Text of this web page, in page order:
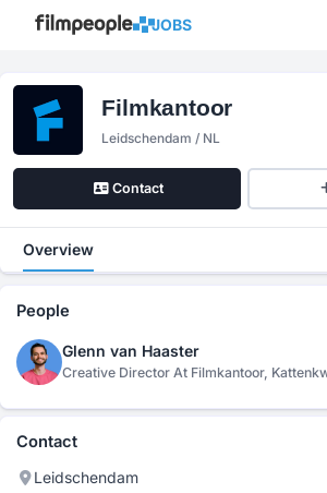
JOBS
Filmkantoor
Leidschendam / NL
Contact
Overview
People
Glenn van Haaster
Creative Director At Filmkantoor,
Contact
Leidschendam